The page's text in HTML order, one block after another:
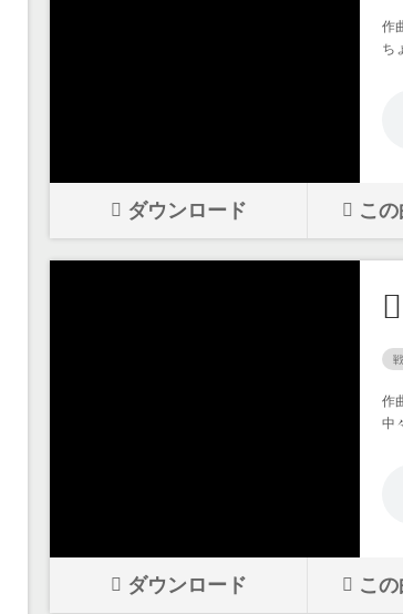
作
ち
ダウンロード こ
作
中
ダウンロード こ